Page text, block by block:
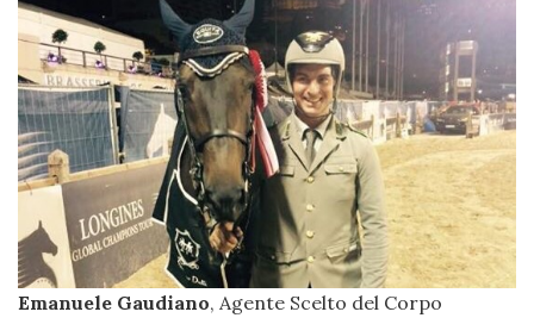
Emanuele Gaudiano, Agente Scelto del Corpo